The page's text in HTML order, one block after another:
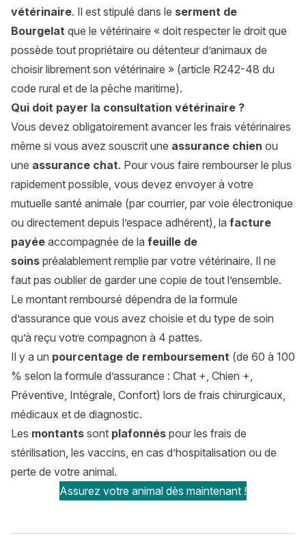
vétérinaire. Il est stipulé dans le serment de
Bourgelat que le vétérinaire « doit respecter le droit que
possède tout propriétaire ou détenteur d’animaux de
choisir librement son vétérinaire » (article R242-48 du
code rural et de la pêche maritime).
Qui doit payer la consultation vétérinaire ?
Vous devez obligatoirement avancer les frais vétérinaires
même si vous avez souscrit une assurance chien ou
une assurance chat. Pour vous faire rembourser le plus
rapidement possible, vous devez envoyer à votre
mutuelle santé animale (par courrier, par voie électronique
ou directement depuis l’espace adhérent), la facture
payée accompagnée de la feuille de
soins préalablement remplie par votre vétérinaire. Il ne
faut pas oublier de garder une copie de tout l’ensemble.
Le montant remboursé dépendra de la formule
d’assurance que vous avez choisie et du type de soin
qu’à reçu votre compagnon à 4 pattes.
Il y a un pourcentage de remboursement (de 60 à 100
% selon la formule d’assurance : Chat +, Chien +,
Préventive, Intégrale, Confort) lors de frais chirurgicaux,
médicaux et de diagnostic.
Les montants sont plafonnés pour les frais de
stérilisation, les vaccins, en cas d’hospitalisation ou de
perte de votre animal.
Assurez votre animal dès maintenant !